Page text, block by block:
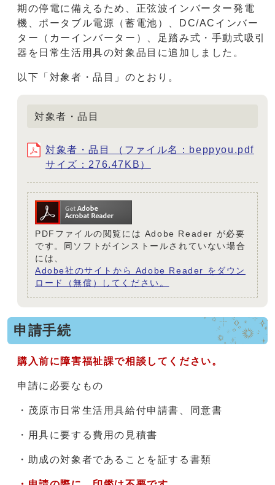
期の停電に備えるため、正弦波インバーター発電
機、ポータブル電源（蓄電池）、DC/ACインバー
ター（カーインバーター）、足踏み式・手動式吸引
器を日常生活用具の対象品目に追加しました。
以下「対象者・品目」のとおり。
対象者・品目
対象者・品目 （ファイル名：beppyou.pdf
サイズ：276.47KB）
PDFファイルの閲覧には Adobe Reader が必要
です。同ソフトがインストールされていない場合
には、
Adobe社のサイトから Adobe Reader をダウン
ロード（無償）してください。
申請手続
購入前に障害福祉課で相談してください。
申請に必要なもの
・茂原市日常生活用具給付申請書、同意書
・用具に要する費用の見積書
・助成の対象者であることを証する書類